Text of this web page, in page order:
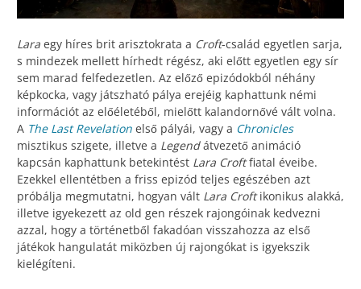
Lara egy híres brit arisztokrata a Croft-család egyetlen sarja,
s mindezek mellett hírhedt régész, aki előtt egyetlen egy sír
sem marad felfedezetlen. Az előző epizódokból néhány
képkocka, vagy játszható pálya erejéig kaphattunk némi
információt az előéletéből, mielőtt kalandornővé vált volna.
A The Last Revelation első pályái, vagy a Chronicles
misztikus szigete, illetve a Legendátvezető animáció
kapcsán kaphattunk betekintést Lara Croftfiatal éveibe.
Ezekkel ellentétben a friss epizód teljes egészében azt
próbálja megmutatni, hogyan vált Lara Croftikonikus alakká,
illetve igyekezett az old gen részek rajongóinak kedvezni
azzal, hogy a történetből fakadóan visszahozza az első
játékok hangulatát miközben új rajongókat is igyekszik
kielégíteni.